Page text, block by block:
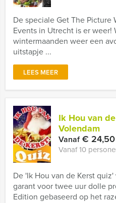
De speciale Get The
Events in Utrecht is er
wintermaanden weer een
uitstapje ...
LEES MEER
Ik Hou van
Volendam
Vanaf€ 24,50
Vanaf 10
De 'Ik Hou van de Kerst
garant voor twee uur dolle
Edition gebaseerd op het